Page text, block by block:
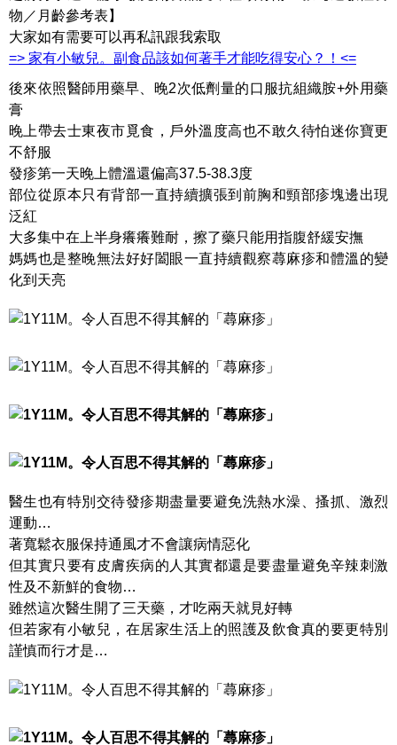
物／月齡參考表】
大家如有需要可以再私訊跟我索取
=> 家有小敏兒。副食品該如何著手才能吃得安心？！<=
後來依照醫師用藥早、晚2次低劑量的口服抗組織胺+外用藥
膏
晚上帶去士東夜市覓食，戶外溫度高也不敢久待怕迷你寶更
不舒服
發疹第一天晚上體溫還偏高37.5-38.3度
部位從原本只有背部一直持續擴張到前胸和頸部疹塊邊出現
泛紅
大多集中在上半身癢癢難耐，擦了藥只能用指腹舒緩安撫
媽媽也是整晚無法好好闔眼一直持續觀察蕁麻疹和體溫的變
化到天亮
醫生也有特別交待發疹期盡量要避免洗熱水澡、搔抓、激烈
運動…
著寬鬆衣服保持通風才不會讓病情惡化
但其實只要有皮膚疾病的人其實都還是要盡量避免辛辣刺激
性及不新鮮的食物…
雖然這次醫生開了三天藥，才吃兩天就見好轉
但若家有小敏兒，在居家生活上的照護及飲食真的要更特別
謹慎而行才是…